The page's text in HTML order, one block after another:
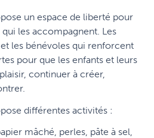
un espace de liberté pour
les accompagnent. Les
les bénévoles qui renforcent
pour que les enfants et leurs
continuer à créer,
différentes activités :
mâché, perles, pâte à sel,